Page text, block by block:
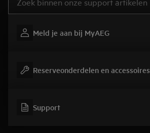
Meld je aan bij MyAEG
Reserveonderdelen en accessoires
Support